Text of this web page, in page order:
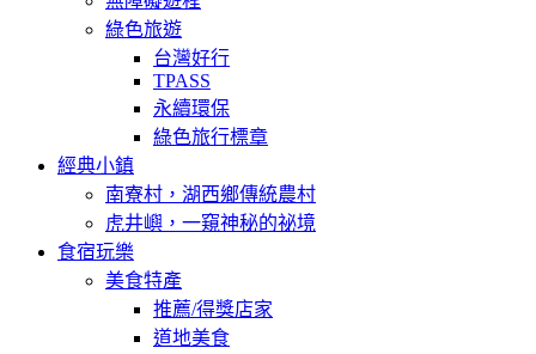
綠色旅遊
台灣好行
TPASS
永續環保
綠色旅行標章
經典小鎮
南寮村，湖西鄉傳統農村
虎井嶼，一窺神秘的祕境
食宿玩樂
美食特產
推薦/得獎店家
道地美食